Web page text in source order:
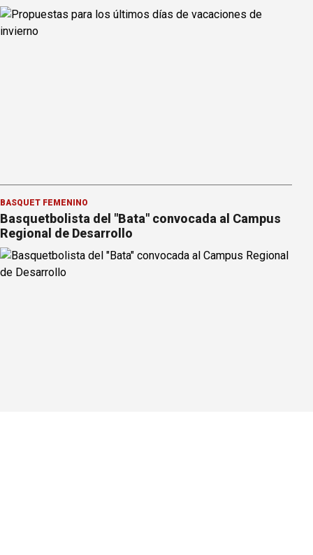
BÁSQUET FEMENINO
Basquetbolista del "Bata" convocada al Campus
Regional de Desarrollo